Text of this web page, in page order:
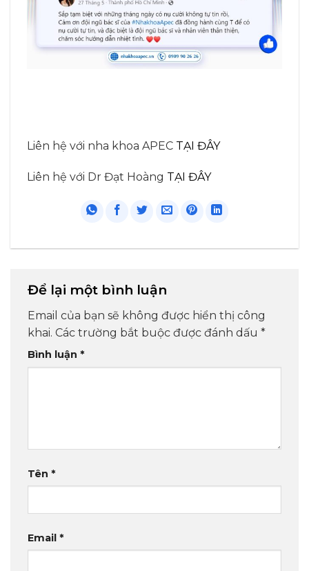
Liên hệ với nha khoa APEC TẠI ĐÂY
Liên hệ với Dr Đạt Hoàng TẠI ĐÂY
Để lại một bình luận
Email của bạn sẽ không được hiển thị công
khai. Các trường bắt buộc được đánh dấu *
Bình luận *
Tên *
Email *